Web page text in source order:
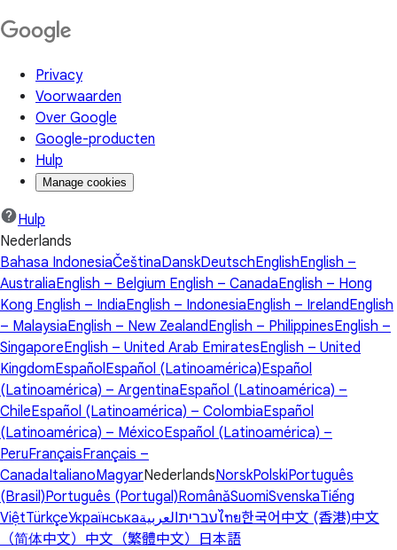
Privacy
Voorwaarden
Over Google
Google-producten
Hulp
Manage cookies
Hulp
Nederlands
Bahasa IndonesiaČeštinaDanskDeutschEnglishEnglish –
AustraliaEnglish – Belgium English – CanadaEnglish – Hong
Kong English – IndiaEnglish – IndonesiaEnglish – IrelandEnglish
– MalaysiaEnglish – New ZealandEnglish – PhilippinesEnglish –
SingaporeEnglish – United Arab EmiratesEnglish – United
KingdomEspañolEspañol (Latinoamérica)Español
(Latinoamérica) – ArgentinaEspañol (Latinoamérica) –
ChileEspañol (Latinoamérica) – ColombiaEspañol
(Latinoamérica) – MéxicoEspañol (Latinoamérica) –
PeruFrançaisFrançais –
CanadaItalianoMagyarNederlandsNorskPolskiPortuguês
(Brasil)Português (Portugal)RomânăSuomiSvenskaTiếng
ViệtTürkçeУкраїнська עבריתالعربية ไทย한국어 中文 (香港)中文
（简体中文） 中文（繁體中文） 日本語